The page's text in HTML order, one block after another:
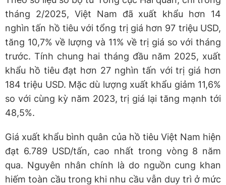
tháng 2/2025, Việt Nam đã xuất khẩu hơn 14
nghìn tấn hồ tiêu với tổng trị giá hơn 97 triệu USD,
tăng 10,7% về lượng và 11% về trị giá so với tháng
trước. Tính chung hai tháng đầu năm 2025, xuất
khẩu hồ tiêu đạt hơn 27 nghìn tấn với trị giá hơn
184 triệu USD. Mặc dù lượng xuất khẩu giảm 11,6%
so với cùng kỳ năm 2023, trị giá lại tăng mạnh tới
48,5%.
Giá xuất khẩu bình quân của hồ tiêu Việt Nam hiện
đạt 6.789 USD/tấn, cao nhất trong vòng 8 năm
qua. Nguyên nhân chính là do nguồn cung khan
hiếm toàn cầu trong khi nhu cầu vẫn duy trì ở mức